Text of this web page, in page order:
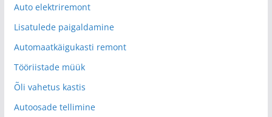
Auto elektriremont
Lisatulede paigaldamine
Automaatkäigukasti remont
Tööriistade müük
Õli vahetus kastis
Autoosade tellimine